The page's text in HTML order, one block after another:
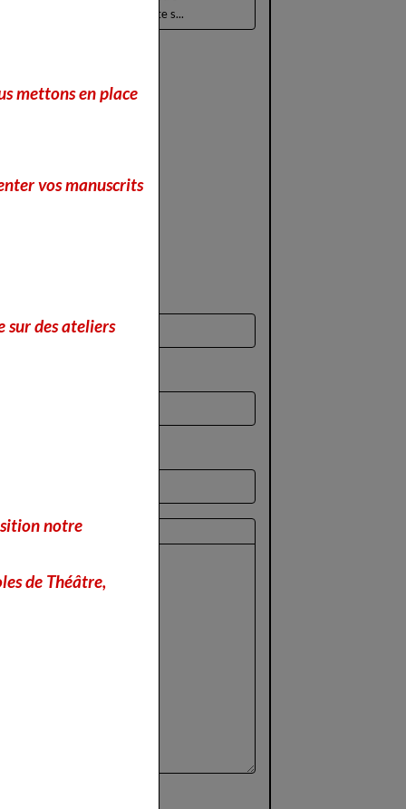
Boudoir Culturel ! Cette s...
mettons en place
vos manuscrits
sur des ateliers
notre
de Théâtre,